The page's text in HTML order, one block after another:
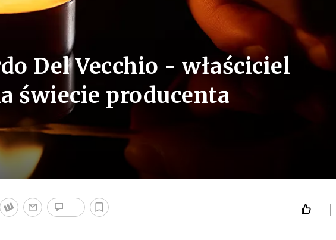
Del Vecchio - właściciel
świecie producenta